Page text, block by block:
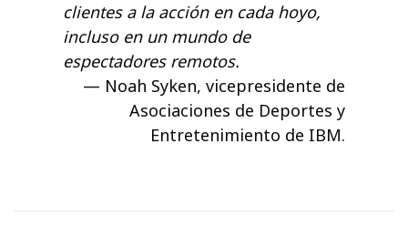
clientes a la acción en cada hoyo,
incluso en un mundo de
espectadores remotos.
Noah Syken, vicepresidente de
Asociaciones de Deportes y
Entretenimiento de IBM.